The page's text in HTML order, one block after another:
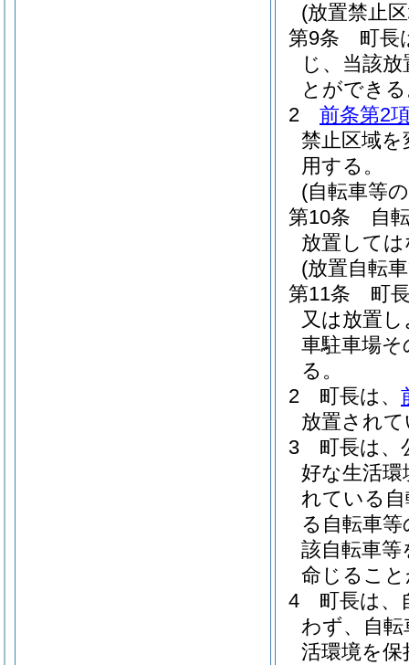
(放置禁止
第9条
町長
じ、当該
とができ
2
前条第2
禁止区域
用する。
(自転車等
第10条
自
放置して
(放置自転
第11条
町
又は放置
車駐車場
る。
2
町長は、
放置され
3
町長は、
好な生活
れている
る自転車
該自転車
命じるこ
4
町長は、
わず、自
活環境を